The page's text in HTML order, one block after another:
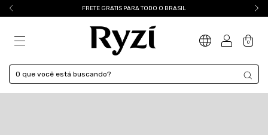
FRETE GRATIS PARA TODO O BRASIL
0